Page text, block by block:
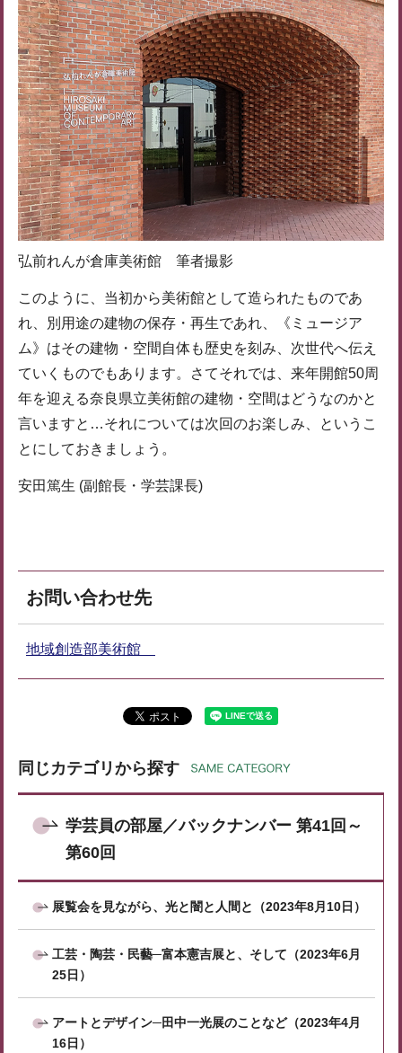
弘前れんが倉庫美術館 筆者撮影
このように、当初から美術館として造られたものであ
れ、別用途の建物の保存・再生であれ、《ミュージア
ム》はその建物・空間自体も歴史を刻み、次世代へ伝え
ていくものでもあります。さてそれでは、来年開館50周
年を迎える奈良県立美術館の建物・空間はどうなのかと
言いますと…それについては次回のお楽しみ、というこ
とにしておきましょう。
安田篤生 (副館長・学芸課長)
お問い合わせ先
地域創造部美術館
同じカテゴリから探す
学芸員の部屋／バックナンバー 第41回～
第60回
展覧会を見ながら、光と闇と人間と（2023年8月10日）
工芸・陶芸・民藝─富本憲吉展と、そして（2023年6月
25日）
アートとデザイン─田中一光展のことなど（2023年4月
16日）